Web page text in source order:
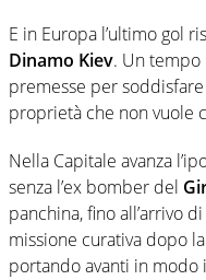
E in Europa l’ultimo gol
Dinamo Kiev. Un tempo
premesse per
proprietà che non vuole
Nella Capitale avanza
senza l’ex bomber del
panchina, fino all’arrivo di
missione curativa dopo
portando avanti in modo